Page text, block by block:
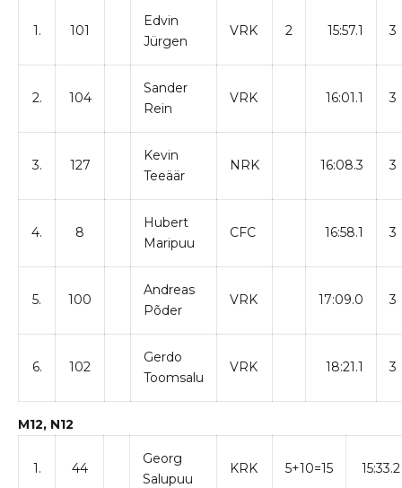
1. 101
Edvin
Jürgen
VRK 2 15:57.1 3
2. 104
Sander
Rein
VRK 16:01.1 3
3. 127
Kevin
Teeäär
NRK 16:08.3 3
4. 8
Hubert
Maripuu
CFC 16:58.1 3
5. 100
Andreas
Põder
VRK 17:09.0 3
6. 102
Gerdo
Toomsalu
VRK 18:21.1 3
M12, N12
1. 44
Georg
Salupuu
KRK 5+10=15 15:33.2